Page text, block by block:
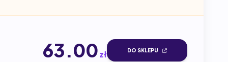
63.00zł DO SKLEPU